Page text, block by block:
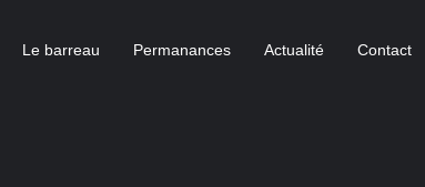
Le barreau Permanances Actualité Contact